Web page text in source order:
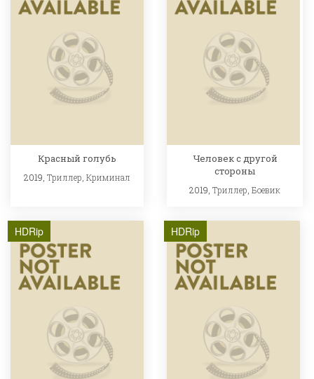
Красный голубь
2019, Триллер Криминал
Человек с другой
стороны
2019,Триллер ,Боевик
HDRip HDRip